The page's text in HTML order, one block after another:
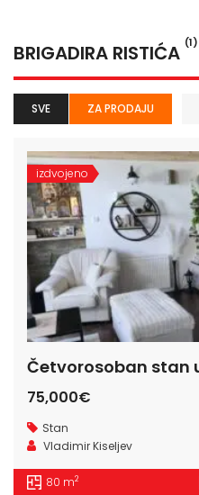
BRIGADIRA RISTIĆA (1)
SVE ZA PRODAJU
izdvojeno
75,000€
Stan
Vladimir Kiseljev
80 m2